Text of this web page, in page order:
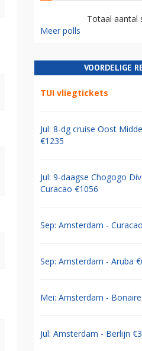
Totaal aantal
Meer polls
VOORDELIGE
TUI vliegtickets
Jul: 8-dg cruise Oost
€1235
Jul: 9-daagse Chogogo
Curacao €1056
Sep: Amsterdam -
Sep: Amsterdam - Aruba
Mei: Amsterdam -
Jul: Amsterdam - Berlijn